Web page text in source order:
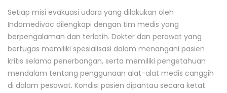
Setiap misi evakuasi udara yang dilakukan oleh
Indomedivac dilengkapi dengan tim medis yang
berpengalaman dan terlatih. Dokter dan perawat yang
bertugas memiliki spesialisasi dalam menangani pasien
kritis selama penerbangan, serta memiliki pengetahuan
mendalam tentang penggunaan alat-alat medis canggih
di dalam pesawat. Kondisi pasien dipantau secara ketat